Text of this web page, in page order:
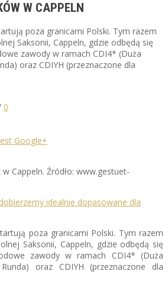
W CAPPELN
poza granicami Polski. Tym razem
Saksonii, Cappeln, gdzie odbędą się
zawody w ramach CDI4* (Duża
oraz CDIYH (przeznaczone dla
0
Google+
Cappeln. Źródło: www.gestuet-
poza granicami Polski. Tym razem
Saksonii, Cappeln, gdzie odbędą się
zawody w ramach CDI4* (Duża
oraz CDIYH (przeznaczone dla